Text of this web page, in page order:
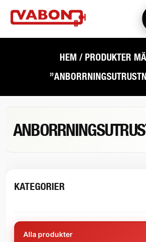
HEM / PRODUKTER
KATEGORIER
Alla produkter